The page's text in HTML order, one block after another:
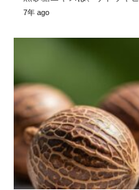
7年 ago